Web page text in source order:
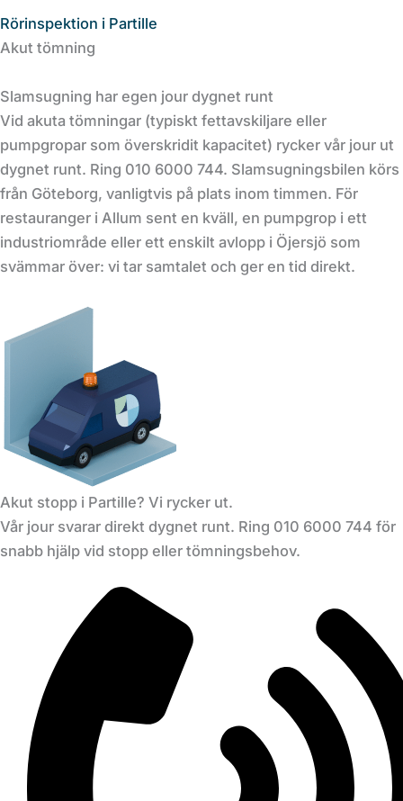
Rörinspektion i Partille
Akut tömning
Slamsugning har egen jour dygnet runt
Vid akuta tömningar (typiskt fettavskiljare eller
pumpgropar som överskridit kapacitet) rycker vår jour ut
dygnet runt. Ring 010 6000 744. Slamsugningsbilen körs
från Göteborg, vanligtvis på plats inom timmen. För
restauranger i Allum sent en kväll, en pumpgrop i ett
industriområde eller ett enskilt avlopp i Öjersjö som
svämmar över: vi tar samtalet och ger en tid direkt.
Akut stopp i Partille? Vi rycker ut.
Vår jour svarar direkt dygnet runt. Ring 010 6000 744 för
snabb hjälp vid stopp eller tömningsbehov.